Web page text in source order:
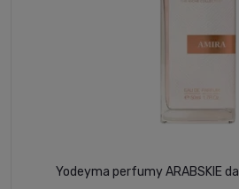
Yodeyma perfumy ARABSKIE